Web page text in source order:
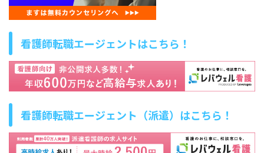
看護師転職エージェントはこちら！
看護師転職エージェント（派遣）はこちら！